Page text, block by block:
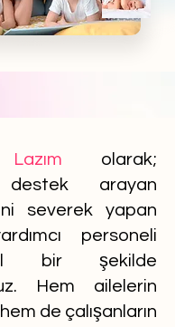
Lazım olarak;
destek arayan
severek yapan
personeli
bir şekilde
Hem ailelerin
de çalışanların